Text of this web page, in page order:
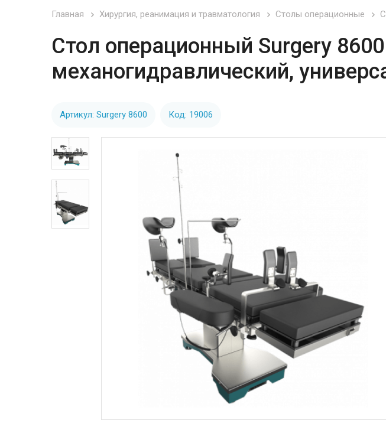
Главная Хирургия, реанимация и травматология Столы операционные
Стол операционный Surgery 8600
механогидравлический,
Артикул: Surgery 8600 Код: 19006